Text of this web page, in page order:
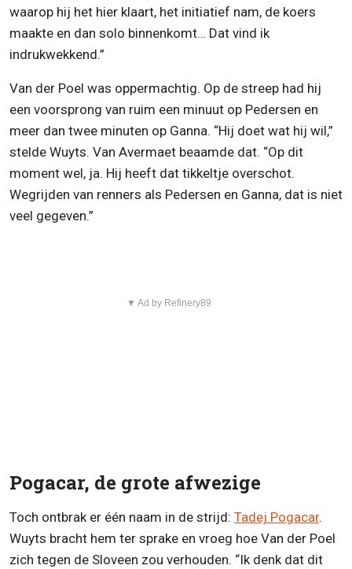
waarop hij het hier klaart, het initiatief nam, de koers
maakte en dan solo binnenkomt… Dat vind ik
indrukwekkend.”
Van der Poel was oppermachtig. Op de streep had hij
een voorsprong van ruim een minuut op Pedersen en
meer dan twee minuten op Ganna. “Hij doet wat hij wil,”
stelde Wuyts. Van Avermaet beaamde dat. “Op dit
moment wel, ja. Hij heeft dat tikkeltje overschot.
Wegrijden van renners als Pedersen en Ganna, dat is niet
veel gegeven.”
▼ Ad by Refinery89
Pogacar, de grote afwezige
Toch ontbrak er één naam in de strijd: Tadej Pogacar.
Wuyts bracht hem ter sprake en vroeg hoe Van der Poel
zich tegen de Sloveen zou verhouden. “Ik denk dat dit